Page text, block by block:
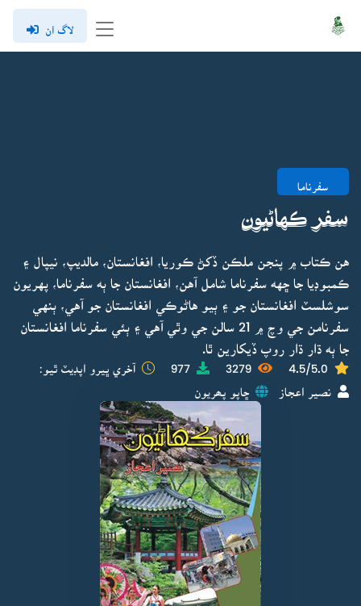
لاگ ان
سفرناما
سفر ڪهاڻيون
هن ڪتاب ۾ پنجن ملڪن ڏکڻ ڪوريا، افغانستان، مالديپ، نيپال ۽
ڪمبوڊيا جا ڇهه سفرناما شامل آهن، افغانستان جا ٻه سفرناما، پهريون
سوشلسٽ افغانستان جو ۽ ٻيو هاڻوڪي افغانستان جو آهي، ٻنهي
سفرنامن جي وچ ۾ 21 سالن جي وٿي آهي ۽ ٻئي سفرناما افغانستان
جا ٻه ڌار ڌار روپ ڏيکارين ٿا.
4.5/5.0
3279
977 آخري ڀيرو اپڊيٽ ٿيو:
نصير اعجاز ڇاپو پھريون